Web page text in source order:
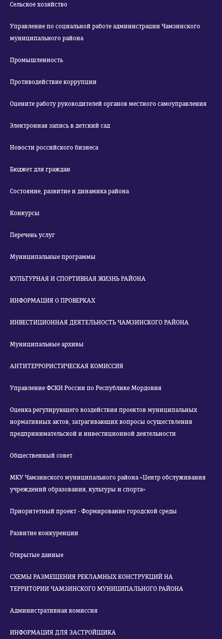
Сельское хозяйство
Управление по социальной работе администрации Чамзинского
муниципального района
Промышленность
Противодействие коррупции
Оцените работу руководителей органов местного самоуправления
Электронная запись в детский сад
Новости российского бизнеса
Бюджет для граждан
Состояние, развитие и динамика района
Конкурсы
Перечень услуг
Муниципальные программы
КУЛЬТУРНАЯ И СПОРТИВНАЯ ЖИЗНЬ РАЙОНА
ИНФОРМАЦИЯ О ПРОВЕРКАХ
ИНВЕСТИЦИОННАЯ ДЕЯТЕЛЬНОСТЬ ЧАМЗИНСКОГО РАЙОНА
Муниципальные архивы
АНТИТЕРРОРИСТИЧЕСКАЯ КОМИССИЯ
Управление ФСКН России по Республике Мордовия
Оценка регулирующего воздействия проектов муниципальных
нормативных актов, затрагивающих вопросы осуществления
предпринимательской и инвестиционной деятельности
Общественный совет
МКУ Чамзинского муниципального района «Центр обслуживания
учреждений образования, культуры и спорта»
Приоритетный проект - Формирование городской среды
Развитие конкуренции
Открытые данные
СХЕМЫ РАЗМЕЩЕНИЯ РЕКЛАМНЫХ КОНСТРУКЦИЙ НА
ТЕРРИТОРИИ ЧАМЗИНСКОГО МУНИЦИПАЛЬНОГО РАЙОНА
Административная комиссия
ИНФОРМАЦИЯ ДЛЯ ЗАСТРОЙЩИКА